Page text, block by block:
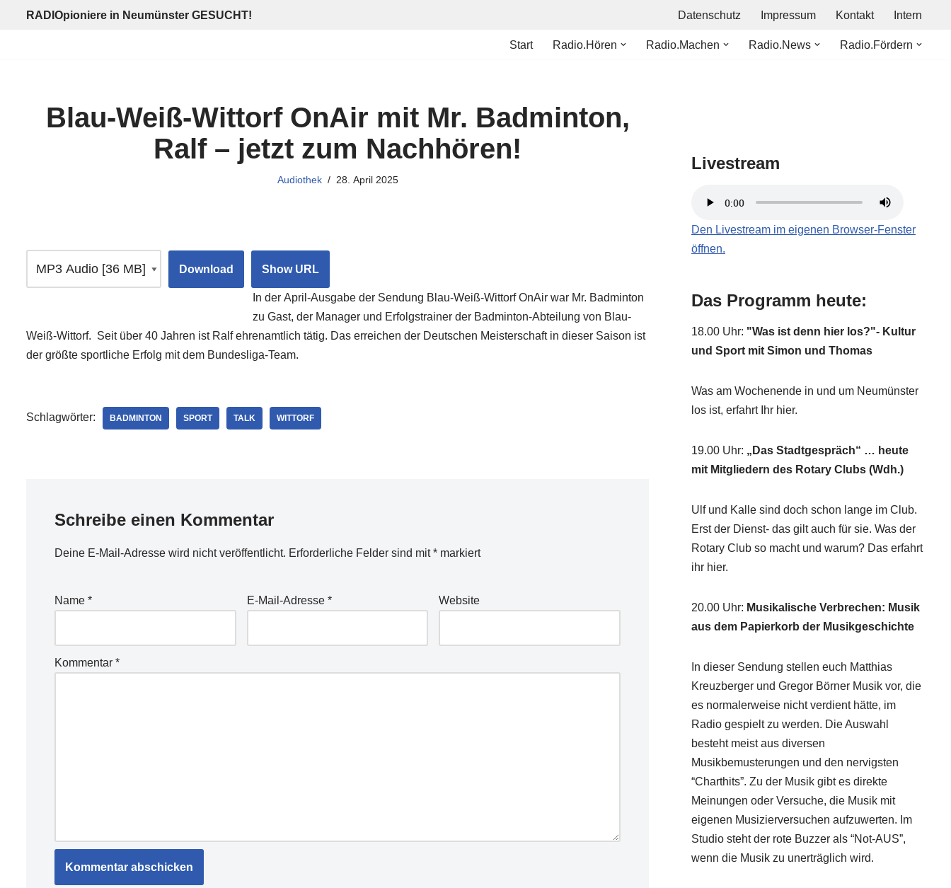
RADIOpioniere in Neumünster GESUCHT! Datenschutz Impressum Kontakt Intern
Start Radio.Hören Radio.Machen Radio.News Radio.Fördern
Blau-Weiß-Wittorf OnAir mit Mr. Badminton,
Ralf – jetzt zum Nachhören!
Audiothek 28. April 2025
Download Show URL
In der April-Ausgabe der Sendung Blau-Weiß-Wittorf OnAir war Mr. Badminton
zu Gast, der Manager und Erfolgstrainer der Badminton-Abteilung von Blau-
Weiß-Wittorf. Seit über 40 Jahren ist Ralf ehrenamtlich tätig. Das erreichen der Deutschen Meisterschaft in dieser Saison ist
der größte sportliche Erfolg mit dem Bundesliga-Team.
Schlagwörter: BADMINTON SPORT TALK WITTORF
Schreibe einen Kommentar
Deine E-Mail-Adresse wird nicht veröffentlicht. Erforderliche Felder sind mit* markiert
Name * E-Mail-Adresse * Website
Kommentar *
Livestream
Den Livestream im eigenen Browser-Fenster
öffnen.
Das Programm heute:
18.00 Uhr: "Was ist denn hier los?"- Kultur
und Sport mit Simon und Thomas
Was am Wochenende in und um Neumünster
los ist, erfahrt Ihr hier.
19.00 Uhr: „Das Stadtgespräch“ … heute
mit Mitgliedern des Rotary Clubs (Wdh.)
Ulf und Kalle sind doch schon lange im Club.
Erst der Dienst- das gilt auch für sie. Was der
Rotary Club so macht und warum? Das erfahrt
ihr hier.
20.00 Uhr: Musikalische Verbrechen: Musik
aus dem Papierkorb der Musikgeschichte
In dieser Sendung stellen euch Matthias
Kreuzberger und Gregor Börner Musik vor, die
es normalerweise nicht verdient hätte, im
Radio gespielt zu werden. Die Auswahl
besteht meist aus diversen
Musikbemusterungen und den nervigsten
“Charthits”. Zu der Musik gibt es direkte
Meinungen oder Versuche, die Musik mit
eigenen Musizierversuchen aufzuwerten. Im
Studio steht der rote Buzzer als “Not-AUS”,
wenn die Musik zu unerträglich wird.